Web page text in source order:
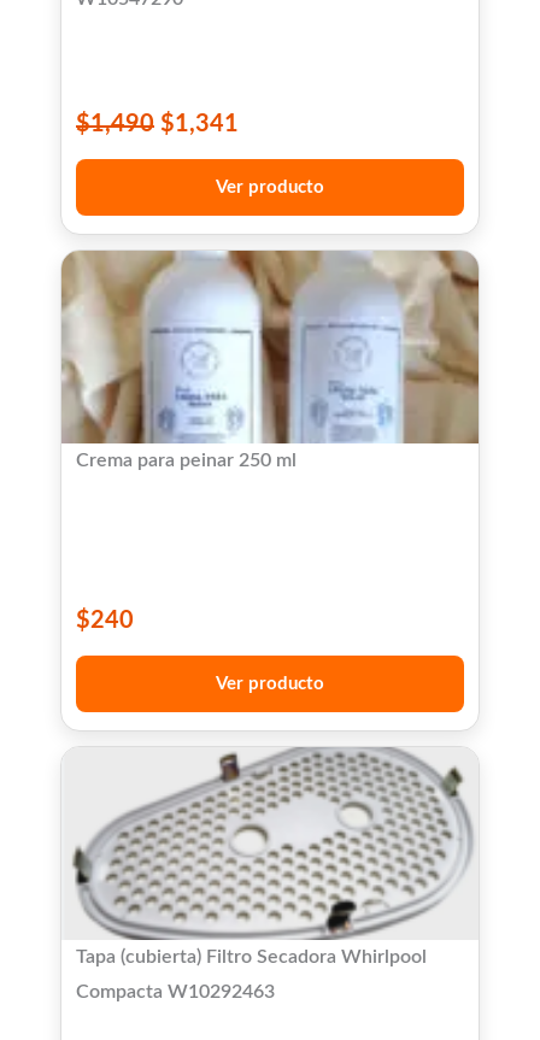
$1,490 $1,341
Ver producto
Crema para peinar 250 ml
$240
Ver producto
Tapa (cubierta) Filtro Secadora Whirlpool
Compacta W10292463